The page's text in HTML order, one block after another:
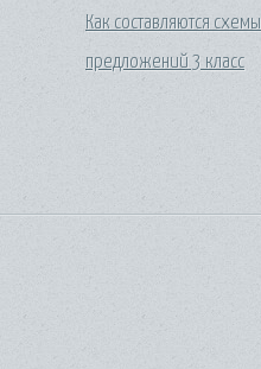
Как составляются схемы
предложений 3 класс